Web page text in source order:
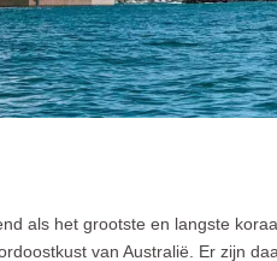
als het grootste en langste
van Australië. Er zijn